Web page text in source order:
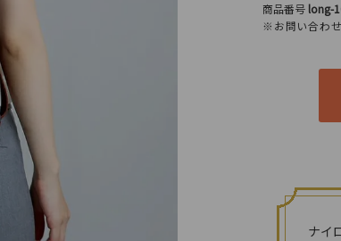
商品番号 long-
※お問い合わ
ナイ